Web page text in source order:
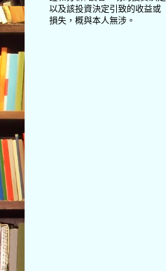
以及該投資決定引致的收益或
損失，概與本人無涉。